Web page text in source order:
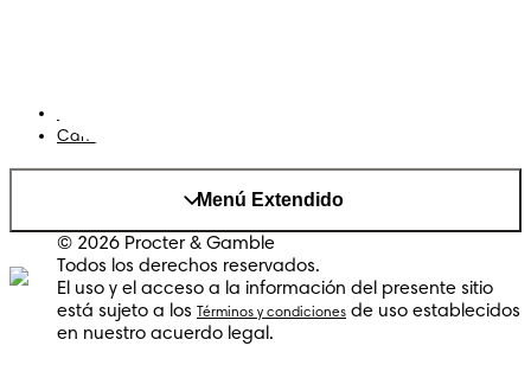
Cambiar el país/region
Menú Extendido
© 2026 Procter & Gamble
Todos los derechos reservados.
El uso y el acceso a la información del presente sitio
está sujeto a los Términos y condiciones de uso establecidos
en nuestro acuerdo legal.